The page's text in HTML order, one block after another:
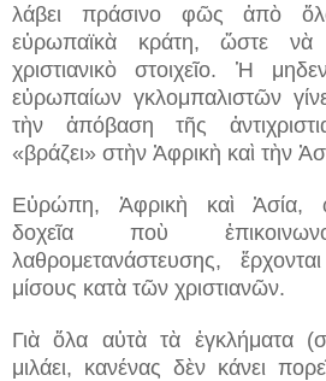
λάβει πράσινο φῶς ἀπὸ
εὐρωπαϊκὰ κράτη, ὥστε νὰ
χριστιανικὸ στοιχεῖο. Ἡ
εὐρωπαίων γκλομπαλιστῶν
τὴν ἀπόβαση τῆς
«βράζει» στὴν Ἀφρικὴ καὶ τὴν
Εὐρώπη, Ἀφρικὴ καὶ Ἀσία,
δοχεῖα ποὺ
λαθρομετανάστευσης,
μίσους κατὰ τῶν χριστιανῶν.
Γιὰ ὅλα αὐτὰ τὰ ἐγκλήματα
μιλάει, κανένας δὲν κάνει